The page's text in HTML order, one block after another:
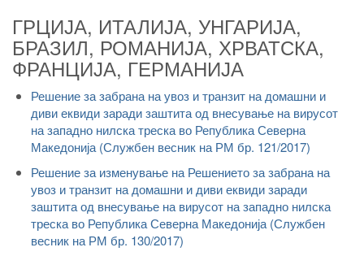
ГРЦИЈА, ИТАЛИЈА, УНГАРИЈА,
БРАЗИЛ, РОМАНИЈА, ХРВАТСКА,
ФРАНЦИЈА, ГЕРМАНИЈА
Решение за забрана на увоз и транзит на домашни и
диви еквиди заради заштита од внесување на вирусот
на западно нилска треска во Република Северна
Македонија (Службен весник на РМ бр. 121/2017)
Решение за изменување на Решението за забрана на
увоз и транзит на домашни и диви еквиди заради
заштита од внесување на вирусот на западно нилска
треска во Република Северна Македонија (Службен
весник на РМ бр. 130/2017)